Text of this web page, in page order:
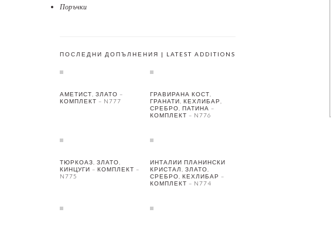
Поръчки
ПОСЛЕДНИ ДОПЪЛНЕНИЯ | LATEST ADDITIONS
АМЕТИСТ, ЗЛАТО –
КОМПЛЕКТ – N777
ГРАВИРАНА КОСТ,
ГРАНАТИ, КЕХЛИБАР,
СРЕБРО, ПАТИНА –
КОМПЛЕКТ – N776
ТЮРКОАЗ, ЗЛАТО,
КИНЦУГИ – КОМПЛЕКТ –
N775
ИНТАЛИИ ПЛАНИНСКИ
КРИСТАЛ, ЗЛАТО,
СРЕБРО, КЕХЛИБАР –
КОМПЛЕКТ – N774